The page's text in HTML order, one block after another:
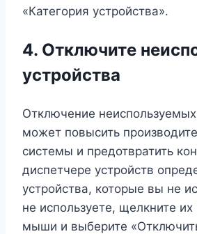
«Категория устройства».
4. Отключите
устройства
Отключение неиспользуемых
может повысить
системы и предотвратить
диспетчере устройств
устройства, которые вы не
не используете, щелкните
мыши и выберите